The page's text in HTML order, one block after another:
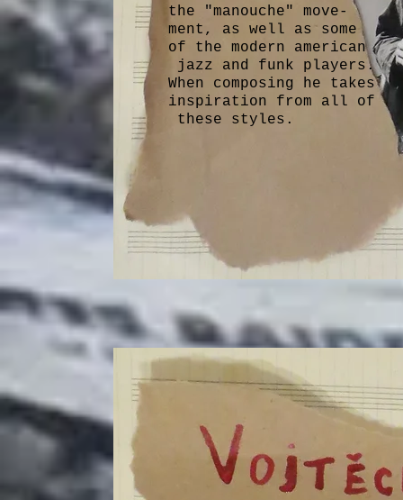
the "manouche" move-
ment, as well as some
of the modern american
jazz and funk players.
When composing he takes
inspiration from all of
these styles.